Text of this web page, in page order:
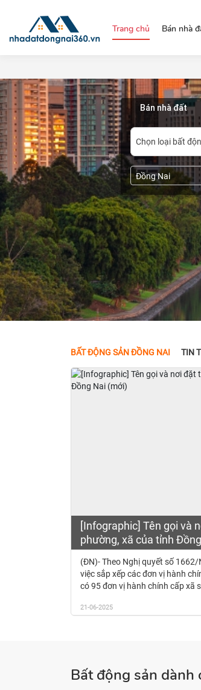
Trang chủ Bán nhà
Bán nhà đất
Chọn loại bất
Đồng Nai
Chọn đường/phố
BẤT ĐỘNG SẢN ĐỒNG NAI TIN
[Infographic] Tên gọi và
phường, xã của tỉnh
(ĐN)- Theo Nghị quyết số 1662/
việc sắp xếp các đơn vị hành
có 95 đơn vị hành chính cấp xã
21-06-2025
Bất động sản dành